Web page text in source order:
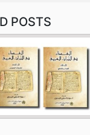
POSTS